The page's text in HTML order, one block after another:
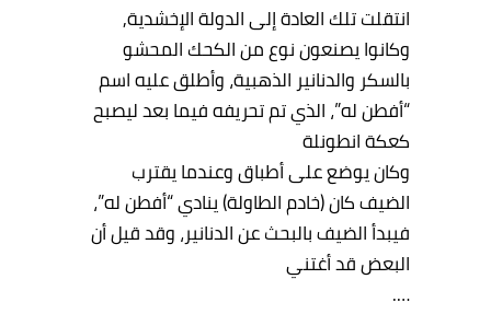
انتقلت تلك العادة إلى الدولة الإخشدية,
وكانوا يصنعون نوع من الكحك المحشو
بالسكر والدنانير الذهبية، وأطلق عليه اسم
“أفطن له”، الذي تم تحريفه فيما بعد ليصبح
كعكة انطونلة
وكان يوضع على أطباق وعندما يقترب
الضيف كان (خادم الطاولة) ينادي “أفطن له”،
فيبدأ الضيف بالبحث عن الدنانير، وقد قيل أن
البعض قد أغتني
….